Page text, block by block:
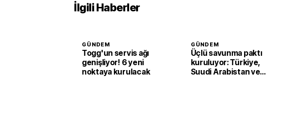
İlgili Haberler
GÜNDEM
Togg'un servis ağı
genişliyor! 6 yeni
noktaya kurulacak
GÜNDEM
Üçlü savunma paktı
kuruluyor: Türkiye,
Suudi Arabistan ve